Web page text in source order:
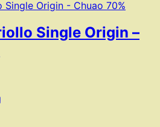
Single Origin –